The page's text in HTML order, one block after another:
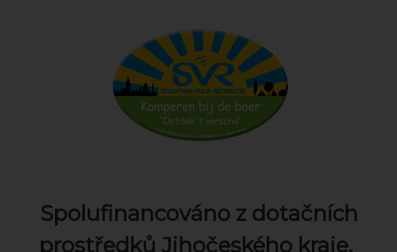
Spolufinancováno z dotačních
prostředků Jihočeského kraje.